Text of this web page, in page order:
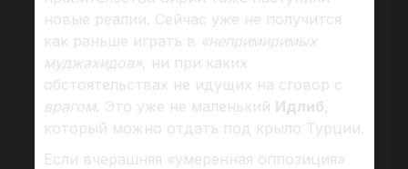
новые реалии. Сейчас уже не получится
как раньше играть в «непримиримых
муджахидов», ни при каких
обстоятельствах не идущих на сговор с
врагом. Это уже не маленький Идлиб,
который можно отдать под крыло Турции.
Если вчерашняя «умеренная оппозиция»